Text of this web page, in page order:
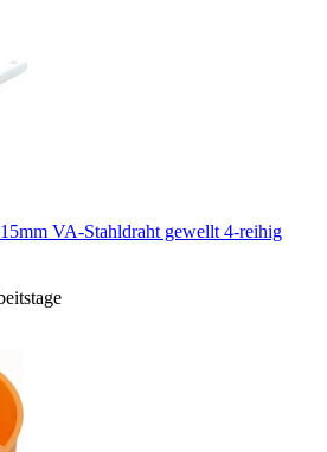
VA-Stahldraht gewellt 4-reihig